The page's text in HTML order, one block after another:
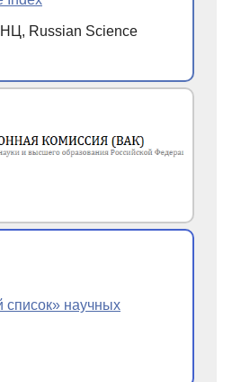
Russian Science
список» научных